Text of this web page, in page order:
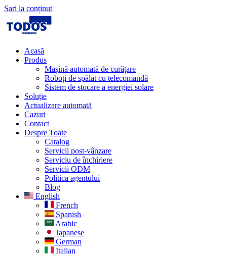
Sari la conținut
Acasă
Produs
Mașină automată de curățare
Roboți de spălat cu telecomandă
Sistem de stocare a energiei solare
Soluție
Actualizare automată
Cazuri
Contact
Despre Toate
Catalog
Servicii post-vânzare
Serviciu de închiriere
Servicii ODM
Politica agentului
Blog
English
French
Spanish
Arabic
Japanese
German
Italian